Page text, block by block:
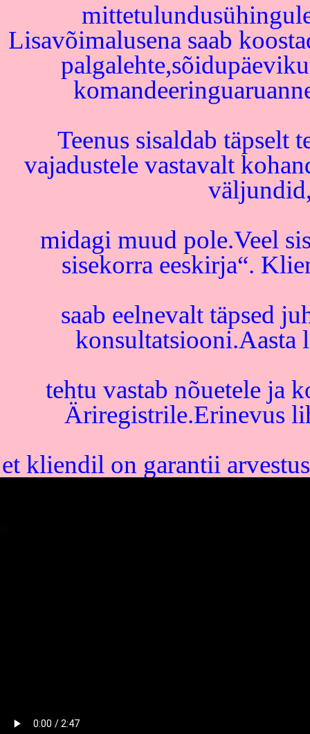
Lisavõimalusena saab
Teenus sisaldab täpselt
vajadustele vastavalt
midagi muud pole.Veel
sisekorra eeskirja“.
saab eelnevalt täpsed
tehtu vastab nõuetele ja
Äriregistrile.Erinevus
et kliendil on garantii